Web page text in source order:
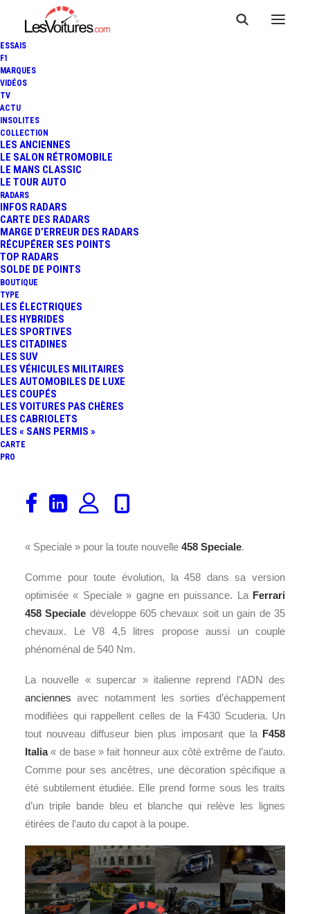
ESSAIS
F1
MARQUES
VIDÉOS
TV
ACTU
INSOLITES
COLLECTION
LES ANCIENNES
LE SALON RÉTROMOBILE
LE MANS CLASSIC
LE TOUR AUTO
RADARS
INFOS RADARS
CARTE DES RADARS
MARGE D’ERREUR DES RADARS
RÉCUPÉRER SES POINTS
TOP RADARS
SOLDE DE POINTS
BOUTIQUE
TYPE
LES ÉLECTRIQUES
LES HYBRIDES
LES SPORTIVES
LES CITADINES
LES SUV
LES VÉHICULES MILITAIRES
LES AUTOMOBILES DE LUXE
LES COUPÉS
LES VOITURES PAS CHÈRES
LES CABRIOLETS
LES « SANS PERMIS »
CARTE
PRO
FERRARI 458 SPECIALE : LA
NOUVELLE ŒUVRE D'ART
"ULTRA-COURSE" !
2 Minutes
Ferrarivient de dévoiler l’héritière de la F360 Stradale et
de la F430Scuderia. A ces noms, qui ont marqué
« Speciale » pour la toute nouvelle 458 Speciale.
Comme pour toute évolution, la 458 dans sa version
optimisée « Speciale » gagne en puissance. La Ferrari
458 Speciale développe 605 chevaux soit un gain de 35
chevaux. Le V8 4,5 litres propose aussi un couple
phénoménal de 540 Nm.
La nouvelle « supercar » italienne reprend l’ADN des
anciennes avec notamment les sorties d’échappement
modifiées qui rappellent celles de la F430 Scuderia. Un
tout nouveau diffuseur bien plus imposant que la F458
Italia« de base » fait honneur aux côté extrême de l’auto.
Comme pour ses ancêtres, une décoration spécifique a
été subtilement étudiée. Elle prend forme sous les traits
d’un triple bande bleu et blanche qui relève les lignes
étirées de l’auto du capot à la poupe.